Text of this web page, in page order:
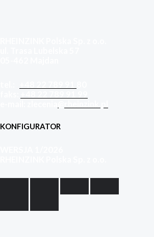
KONFIGURATOR